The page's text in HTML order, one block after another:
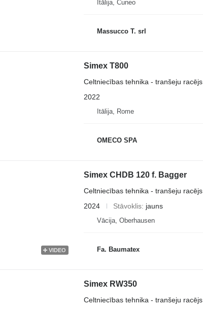
Itālija, Cuneo
Massucco T. srl
Simex T800
Celtniecības tehnika - tranšeju racējs
2022
Itālija, Rome
OMECO SPA
VIDEO
Simex CHDB 120 f. Bagger
Celtniecības tehnika - tranšeju racējs
2024
Stāvoklis jauns
Vācija, Oberhausen
Fa. Baumatex
Simex RW350
Celtniecības tehnika - tranšeju racējs